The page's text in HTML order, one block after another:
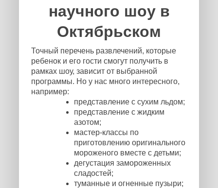
научного шоу в
Октябрьском
Точный перечень развлечений, которые
ребенок и его гости смогут получить в
рамках шоу, зависит от выбранной
программы. Но у нас много интересного,
например:
представление с сухим льдом;
представление с жидким
азотом;
мастер-классы по
приготовлению оригинального
мороженого вместе с детьми;
дегустация замороженных
сладостей;
туманные и огненные пузыри;